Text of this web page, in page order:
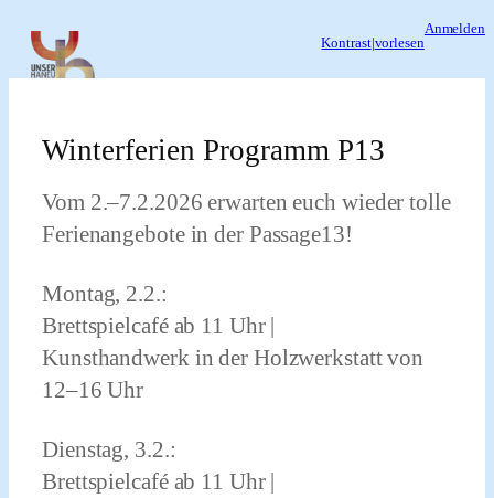
Inhalt
springen
Kontrast| vorlesen
Anmelden
Winterferien Programm P13
Vom 2.–7.2.2026 erwarten euch wieder tolle
Ferienangebote in der Passage13!
Montag, 2.2.:
Brettspielcafé ab 11 Uhr |
Kunsthandwerk in der Holzwerkstatt von
12–16 Uhr
Dienstag, 3.2.:
Brettspielcafé ab 11 Uhr |